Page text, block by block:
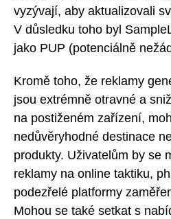
vyzývají, aby aktualizovali
V důsledku toho byl
jako PUP (potenciálně
Kromě toho, že reklamy
jsou extrémně otravné a
na postiženém zařízení,
nedůvěryhodné destinace
produkty. Uživatelům by se
reklamy na online taktiku,
podezřelé platformy
Mohou se také setkat s